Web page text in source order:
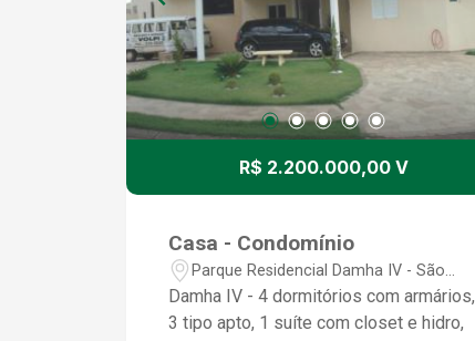
R$ 2.200.000,00 V
Casa - Condomínio
Parque Residencial Damha IV - São
José do Rio Preto/SP
Damha IV - 4 dormitórios com armários,
3 tipo apto, 1 suíte com closet e hidro,